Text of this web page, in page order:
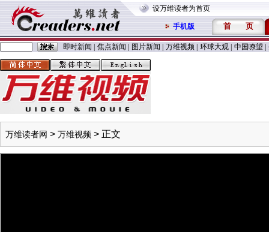
设万维读者为首页
手机版 首 页
即时新闻 焦点新闻 图片新闻 万维视频 环球大观 中国嘹望
万维读者网 > 万维视频 > 正文